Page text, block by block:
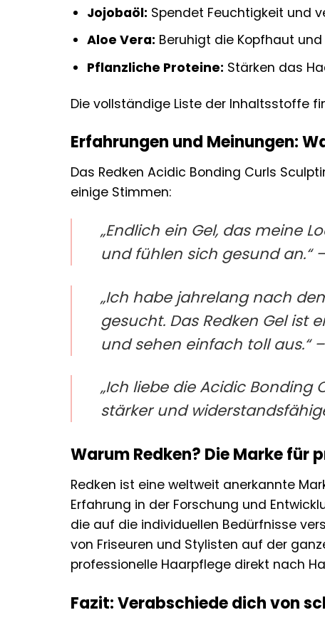
Jojobaöl: Spendet Feuchtigkeit und
Aloe Vera: Beruhigt die Kopfhaut
Pflanzliche Proteine: Stärken das
Die vollständige Liste der Inhaltsstoffe
Erfahrungen und Meinungen:
Das Redken Acidic Bonding Curls
einige Stimmen:
„Endlich ein Gel, das meine
und fühlen sich gesund an.“
„Ich habe jahrelang nach
gesucht. Das Redken Gel ist
und sehen einfach toll aus.“
„Ich liebe die Acidic Bonding
stärker und
Warum Redken? Die Marke für
Redken ist eine weltweit anerkannte
Erfahrung in der Forschung und
die auf die individuellen Bedürfnisse
von Friseuren und Stylisten auf der
professionelle Haarpflege direkt nach
Fazit: Verabschiede dich von